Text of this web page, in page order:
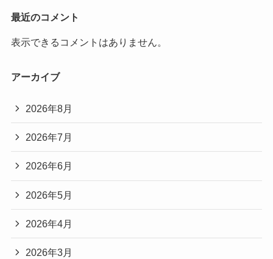
最近のコメント
表示できるコメントはありません。
アーカイブ
2026年8月
2026年7月
2026年6月
2026年5月
2026年4月
2026年3月